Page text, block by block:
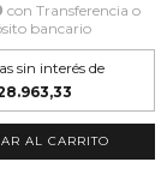
con Transferencia o
bancario
sin interés de
AL CARRITO